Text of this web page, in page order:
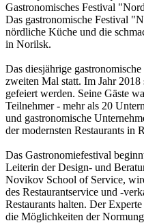
Gastronomisches Festival
Das gastronomische Festival
nördliche Küche und die
in Norilsk.
Das diesjährige
zweiten Mal statt. Im Jahr
gefeiert werden. Seine Gäste
Teilnehmer - mehr als 20
und gastronomische
der modernsten Restaurants in
Das Gastronomiefestival
Leiterin der Design- und
Novikov School of Service,
des Restaurantservice und -
Restaurants halten. Der
die Möglichkeiten der